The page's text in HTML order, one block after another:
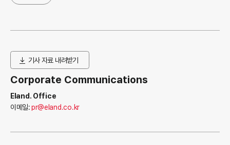
기사 자료 내려받기
Corporate Communications
Eland. Office
이메일:pr@eland.co.kr